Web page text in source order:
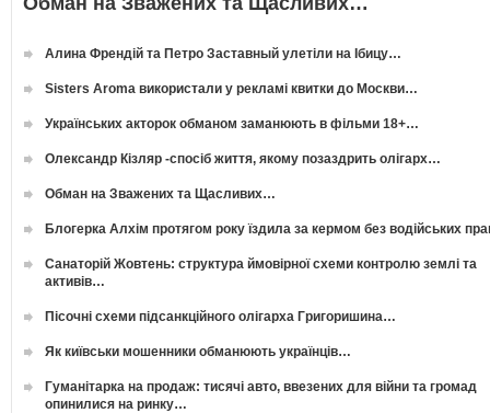
Алина Френдій та Петро Заставный улетіли на Ібицу…
Sisters Aroma використали у рекламі квитки до Москви…
Українських акторок обманом заманюють в фільми 18+…
Олександр Кізляр -спосіб життя, якому позаздрить олігарх…
Обман на Зважених та Щасливих…
Блогерка Алхім протягом року їздила за кермом без водійських
Санаторій Жовтень: структура ймовірної схеми контролю землі та
активів…
Пісочні схеми підсанкційного олігарха Григоришина…
Як київськи мошенники обманюють українців…
Гуманітарка на продаж: тисячі авто, ввезених для війни та громад
опинилися на ринку…